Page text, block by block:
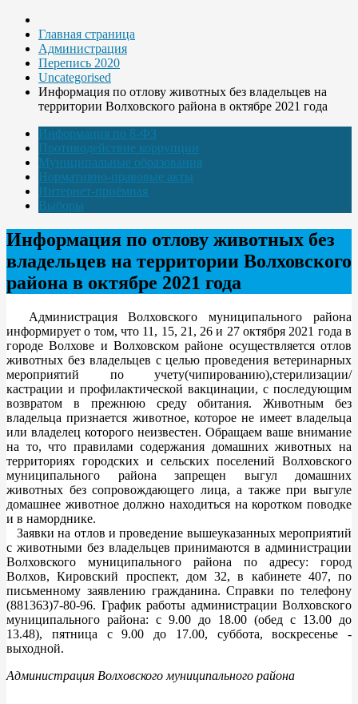
Главная страница
Администрация
Перепись 2020
Uncategorised
Информация по отлову животных без владельцев на
территории Волховского района в октябре 2021 года
Информация по 8-ФЗ
Противодействие коррупции
Муниципальные образования
Нормативно-правовые акты
Интернет-приёмная
Выборы
Информация по отлову животных без
владельцев на территории Волховского
района в октябре 2021 года
Администрация Волховского муниципального района
информирует о том, что 11, 15, 21, 26 и 27 октября 2021 года в
городе Волхове и Волховском районе осуществляется отлов
животных без владельцев с целью проведения ветеринарных
мероприятий по учету(чипированию),стерилизации/
кастрации и профилактической вакцинации, с последующим
возвратом в прежнюю среду обитания. Животным без
владельца признается животное, которое не имеет владельца
или владелец которого неизвестен. Обращаем ваше внимание
на то, что правилами содержания домашних животных на
территориях городских и сельских поселений Волховского
муниципального района запрещен выгул домашних
животных без сопровождающего лица, а также при выгуле
домашнее животное должно находиться на коротком поводке
и в наморднике.
Заявки на отлов и проведение вышеуказанных мероприятий
с животными без владельцев принимаются в администрации
Волховского муниципального района по адресу: город
Волхов, Кировский проспект, дом 32, в кабинете 407, по
письменному заявлению гражданина. Справки по телефону
(881363)7-80-96. График работы администрации Волховского
муниципального района: с 9.00 до 18.00 (обед с 13.00 до
13.48), пятница с 9.00 до 17.00, суббота, воскресенье -
выходной.
Администрация Волховского муниципального района